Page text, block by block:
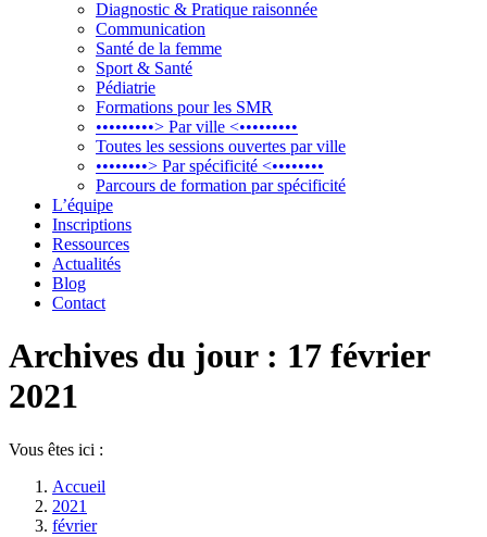
Diagnostic & Pratique raisonnée
Communication
Santé de la femme
Sport & Santé
Pédiatrie
Formations pour les SMR
•••••••••> Par ville <•••••••••
Toutes les sessions ouvertes par ville
••••••••> Par spécificité <••••••••
Parcours de formation par spécificité
L’équipe
Inscriptions
Ressources
Actualités
Blog
Contact
Archives du jour : 17 février
2021
Vous êtes ici :
Accueil
2021
février